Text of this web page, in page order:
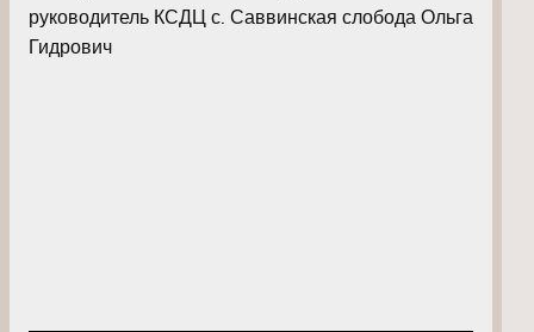
руководитель КСДЦ с. Саввинская слобода Ольга
Гидрович